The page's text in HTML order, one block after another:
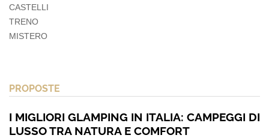
CASTELLI
TRENO
MISTERO
PROPOSTE
I MIGLIORI GLAMPING IN ITALIA: CAMPEGGI DI
LUSSO TRA NATURA E COMFORT